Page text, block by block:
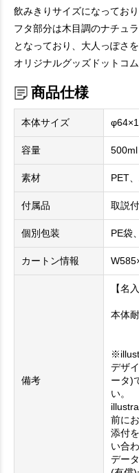
飲みきりサイズになっており
フタ部分は木目調のナチュ
となっており、大人っぽさを
オリジナルグッズドットコ
商品仕様
本体サイズ
容量 500ml
素材 PET
付属品 取説
個別包装 PE袋
カートン情報
備考
【名
本体
デザ
ータ)
い。
前に
添付
い合
デー